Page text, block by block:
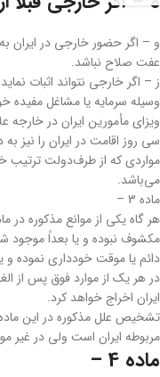
‌و – اگر حضور خارجی در ایران
عفت صلاح نباشد.
‌ز – اگر خارجی نتواند اثبات
وسیله سرمایه یا مشاغل مفیده
سی روز اقامت در ایران را نیز
مواردی که از طرف‌دولت ترتیب
می‌باشد.
‌ماده 3 –
مکشوف نبوده و یا بعداً موجود
دائم یا موقت خودداری نموده و
‌در هر یک از موارد فوق پس از
ایران اخراج خواهد کرد.
تشخیص علل مذکوره در این
مربوطه ایران است ولی در غیر
‌ماده 4 –